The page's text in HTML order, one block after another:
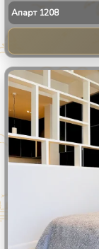
Апарт 1208